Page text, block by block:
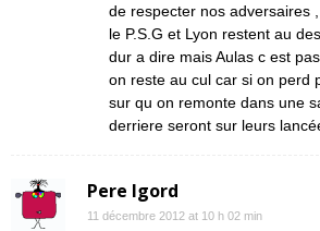
de respecter nos adversaires
le P.S.G et Lyon restent au
dur a dire mais Aulas c est
on reste au cul car si on perd
sur qu on remonte dans une
derriere seront sur leurs
Pere Igord
11 décembre 2012 at 10 h 02 min